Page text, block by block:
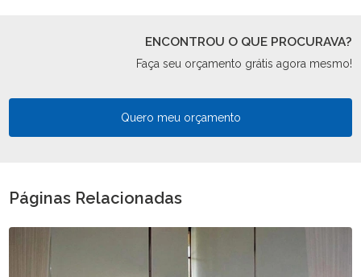
ENCONTROU O QUE PROCURAVA?
Faça seu orçamento grátis agora mesmo!
Quero meu orçamento
Páginas Relacionadas